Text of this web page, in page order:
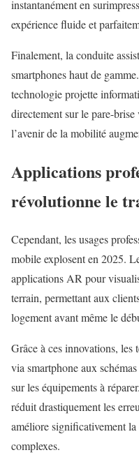
instantanément en
expérience fluide et
Finalement, la conduite
smartphones haut de
technologie projette
directement sur le pare-
l’avenir de la mobilité
Applications
révolutionne le
Cependant, les usages
mobile explosent en 2025.
applications AR pour
terrain, permettant aux
logement avant même le
Grâce à ces innovations, les
via smartphone aux
sur les équipements à
réduit drastiquement les
améliore significativement
complexes.